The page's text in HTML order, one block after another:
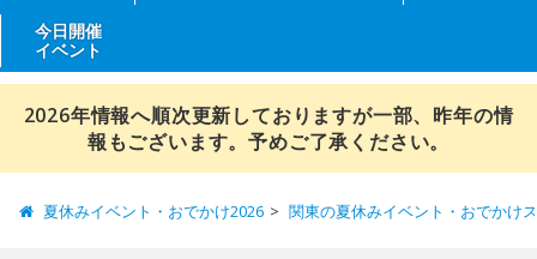
今日開催
イベント
2026年情報へ順次更新しておりますが一部、昨年の情
報もございます。予めご了承ください。
夏休みイベント・おでかけ2026 関東の夏休みイベント・おでかけ